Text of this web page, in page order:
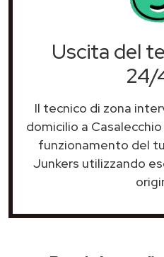
Uscita del
24/
Il tecnico di zona
domicilio a
funzionamento del
Junkers utilizzando